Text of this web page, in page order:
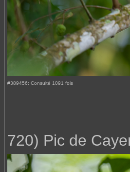
#389456: Consulté 1091 fois
720) Pic de